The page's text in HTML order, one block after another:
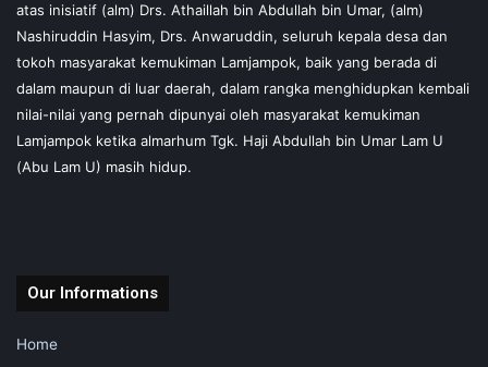
atas inisiatif (alm) Drs. Athaillah bin Abdullah bin Umar, (alm)
Nashiruddin Hasyim, Drs. Anwaruddin, seluruh kepala desa dan
tokoh masyarakat kemukiman Lamjampok, baik yang berada di
dalam maupun di luar daerah, dalam rangka menghidupkan kembali
nilai-nilai yang pernah dipunyai oleh masyarakat kemukiman
Lamjampok ketika almarhum Tgk. Haji Abdullah bin Umar Lam U
(Abu Lam U) masih hidup.
Our Informations
Home